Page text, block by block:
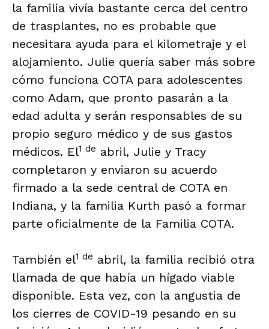
la familia vivía bastante cerca del centro
de trasplantes, no es probable que
necesitara ayuda para el kilometraje y el
alojamiento. Julie quería saber más sobre
cómo funciona COTA para adolescentes
como Adam, que pronto pasarán a la
edad adulta y serán responsables de su
propio seguro médico y de sus gastos
médicos. El1 de abril, Julie y Tracy
completaron y enviaron su acuerdo
firmado a la sede central de COTA en
Indiana, y la familia Kurth pasó a formar
parte oficialmente de la Familia COTA.
También el1 de abril, la familia recibió otra
llamada de que había un hígado viable
disponible. Esta vez, con la angustia de
los cierres de COVID-19 pesando en su